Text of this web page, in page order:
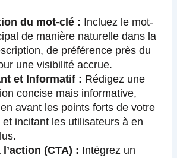
du mot-clé : Incluez le mot-
de manière naturelle dans la
de préférence près du
une visibilité accrue.
et Informatif : Rédigez une
concise mais informative,
avant les points forts de votre
et incitant les utilisateurs à en
(CTA) : Intégrez un